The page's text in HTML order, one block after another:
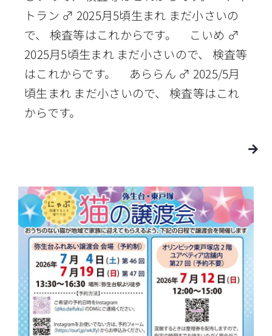
トラン ♂ 2025月5頃生まれ まだ小さいの
で、 検査等はこれからです。 こいめ ♂
2025月5頃生まれ まだ小さいので、 検査等
はこれからです。 あららん ♂ 2025/5月
頃生まれ まだ小さいので、 検査等はこれ
からです。